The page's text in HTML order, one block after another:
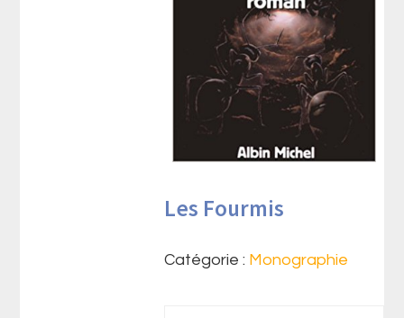
Les Fourmis
Catégorie : Monographie